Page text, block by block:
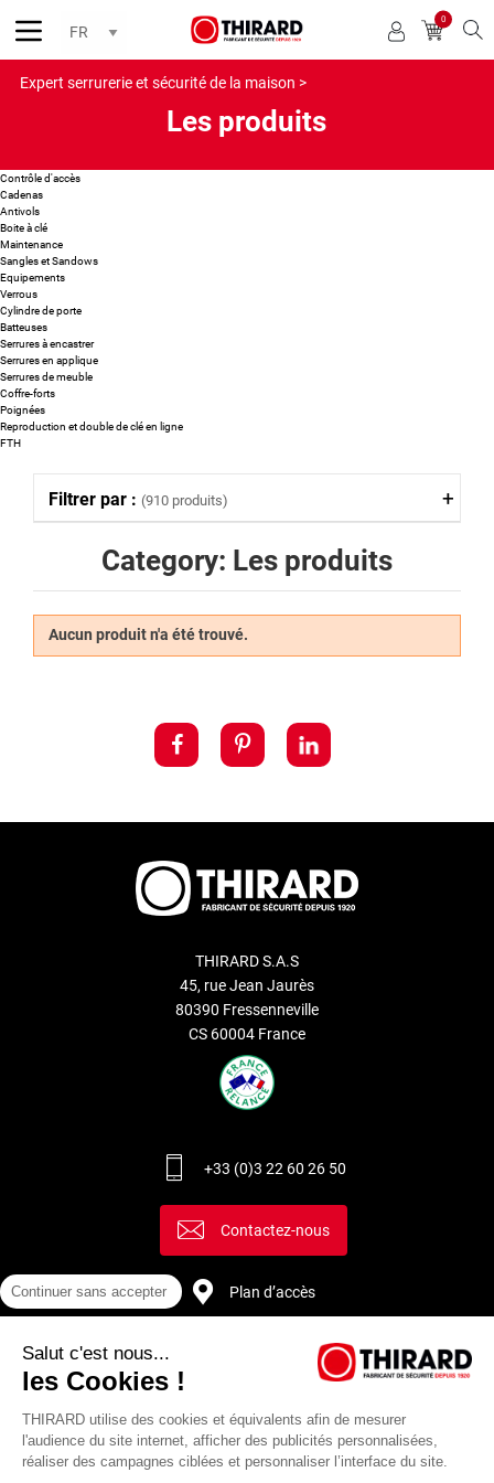
0
Expert serrurerie et sécurité de la maison >
Les produits
Contrôle d'accès
Cadenas
Antivols
Boite à clé
Maintenance
Sangles et Sandows
Equipements
Verrous
Cylindre de porte
Batteuses
Serrures à encastrer
Serrures en applique
Serrures de meuble
Coffre-forts
Poignées
Reproduction et double de clé en ligne
FTH
Category: Les produits
Aucun produit n'a été trouvé.
Filtrer par : (910 produits)
THIRARD S.A.S
45, rue Jean Jaurès
80390 Fressenneville
CS 60004 France
+33 (0)3 22 60 26 50
Contactez-nous
Plan d’accès
Continuer sans accepter
Salut c'est nous...
les Cookies !
THIRARD utilise des cookies et équivalents afin de mesurer
l'audience du site internet, afficher des publicités personnalisées,
réaliser des campagnes ciblées et personnaliser l’interface du site.